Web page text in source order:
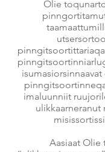
Olie
imaluunniit
ulikkaarneranut
Aasiaat Olie